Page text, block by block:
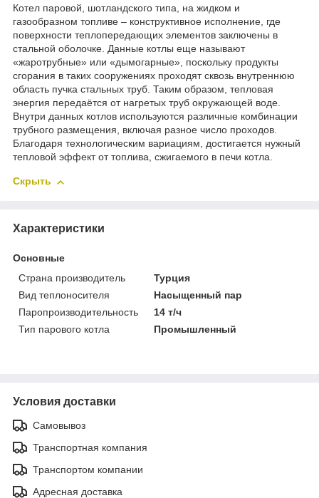
Котел паровой, шотландского типа, на жидком и
газообразном топливе – конструктивное исполнение, где
поверхности теплопередающих элементов заключены в
стальной оболочке. Данные котлы еще называют
«жаротрубные» или «дымогарные», поскольку продукты
сгорания в таких сооружениях проходят сквозь внутреннюю
область пучка стальных труб. Таким образом, тепловая
энергия передаётся от нагретых труб окружающей воде.
Внутри данных котлов используются различные комбинации
трубного размещения, включая разное число проходов.
Благодаря технологическим вариациям, достигается нужный
тепловой эффект от топлива, сжигаемого в печи котла.
Скрыть
Характеристики
Основные
Страна производитель
Турция
Вид теплоносителя
Насыщенный пар
Паропроизводительность
14 т/ч
Тип парового котла
Промышленный
Условия доставки
Самовывоз
Транспортная компания
Транспортом компании
Адресная доставка